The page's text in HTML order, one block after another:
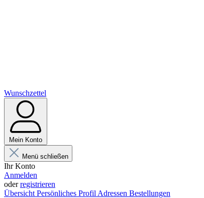
Wunschzettel
Mein Konto
Menü schließen
Ihr Konto
Anmelden
oderregistrieren
Übersicht Persönliches Profil Adressen Bestellungen